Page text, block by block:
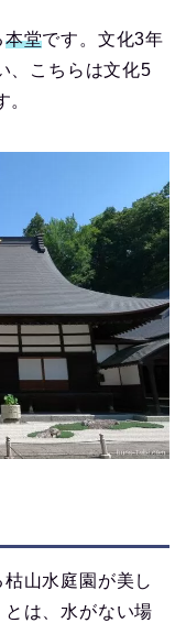
本堂です。文化3年
、こちらは文化5
枯山水庭園が美し
は、水がない場